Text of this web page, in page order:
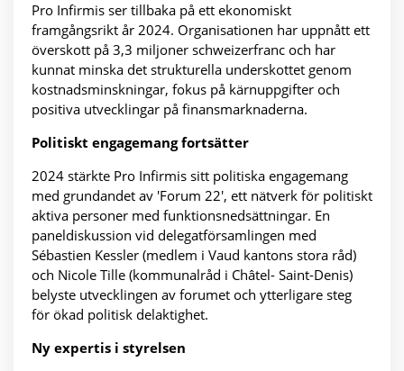
Pro Infirmis ser tillbaka på ett ekonomiskt
framgångsrikt år 2024. Organisationen har uppnått ett
överskott på 3,3 miljoner schweizerfranc och har
kunnat minska det strukturella underskottet genom
kostnadsminskningar, fokus på kärnuppgifter och
positiva utvecklingar på finansmarknaderna.
Politiskt engagemang fortsätter
2024 stärkte Pro Infirmis sitt politiska engagemang
med grundandet av 'Forum 22', ett nätverk för politiskt
aktiva personer med funktionsnedsättningar. En
paneldiskussion vid delegatförsamlingen med
Sébastien Kessler (medlem i Vaud kantons stora råd)
och Nicole Tille (kommunalråd i Châtel- Saint-Denis)
belyste utvecklingen av forumet och ytterligare steg
för ökad politisk delaktighet.
Ny expertis i styrelsen